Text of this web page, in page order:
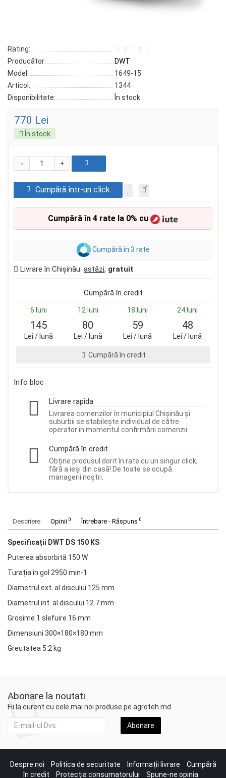
Rating:
Producător:
DWT
Model:
1649-15
Articol:
1344
Disponibilitate:
În stock
770 Lei
În stock
+
-
Cumpără într-un click
Cumpără în 4 rate la 0% cu
Cumpără în 3 rate
Livrare în Chișinău: astăzi, gratuit
Cumpără în credit
6 luni 12 luni 18 luni 24 luni
145
Lei / lună
80
Lei / lună
59
Lei / lună
48
Lei / lună
Cumpără în credit
Info bloc
Livrare rapida
Livrarea comenzilor în municipiul Chișinău și
suburbii se stabilește individual de către
operator în momentul confirmării comenzii.
Cumpără în credit
Obține produsul dorit în rate cu un singur click,
fără a ieși din casă! De toate se ocupă
managerii noștri.
Descriere Opinii 0 Întrebare - Răspuns 0
Specificații DWT DS 150 KS
Puterea absorbită 150 W
Turația în gol 2950 min-1
Diametrul ext. al discului 125 mm
Diametrul int. al discului 12.7 mm
Grosime 1 slefuire 16 mm
Dimensiuni 300×180×180 mm
Greutatea 5.2 kg
Abonare la noutati
Fii la curent cu cele mai noi produse pe agroteh.md
Abonare
Despre noi Politica de securitate Informații livrare
Cumpără
în credit
Protecția consumatorului Spune-ne opinia